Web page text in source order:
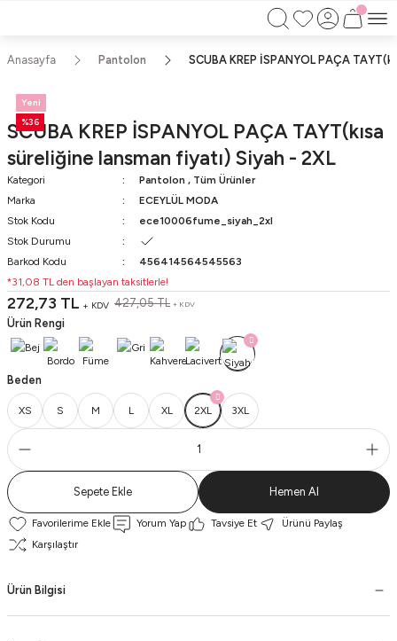
750TL ÜZERİ ALIŞVERİŞLERİNİZDE KARGO BEDAVA!!
Anasayfa Pantolon SCUBA KREP İSPANYOL PAÇA
Yeni
%36
SCUBA KREP İSPANYOL PAÇA TAYT(kısa
süreliğine lansman fiyatı) Siyah - 2XL
Kategori Pantolon , Tüm Ürünler
Marka
ECEYLÜL MODA
Stok Kodu
ece10006fume_siyah_2xl
Stok Durumu
Barkod Kodu
456414564545563
*31,08 TL den başlayan taksitlerle!
272,73 TL + KDV 427,05 TL + KDV
Ürün Rengi
Beden
XS S M L XL 2XL 3XL
Sepete Ekle Hemen Al
Yorum Yap Tavsiye Et
Ürünü Paylaş
Karşılaştır
Ürün Bilgisi